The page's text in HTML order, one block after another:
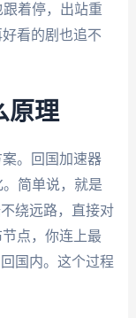
着停，出站重
看的剧也追不
原理
。回国加速器
简单说，就是
绕远路，直接对
点，你连上最
国内。这个过程